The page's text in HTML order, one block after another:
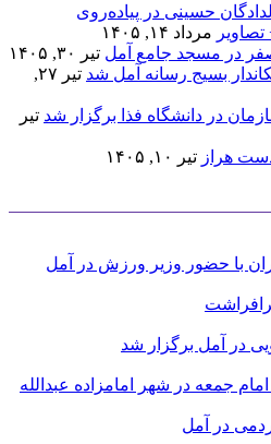
حسینی در پیاده‌روی
مرداد ۱۴, ۱۴۰۵
در مسجد جامع آمل تیر ۳۰, ۱۴۰۵
بسیج رسانه آمل شد
تیر ۲۷,
در دانشگاه فذا برگزار شد تیر
هراز تیر ۱۰, ۱۴۰۵
با حضور وزیر ورزش در آمل
در آمل برگزار شد
جمعه در شهر امامزاده عبدالله
در آمل